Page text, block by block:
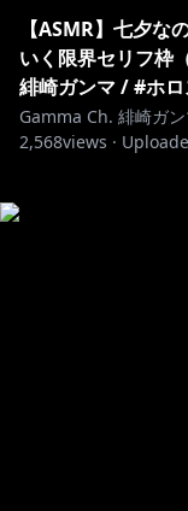
【ASMR】七夕な
いく限界セリフ
緋崎ガンマ / #ホ
Gamma Ch. 緋崎ガ
2,568views ·